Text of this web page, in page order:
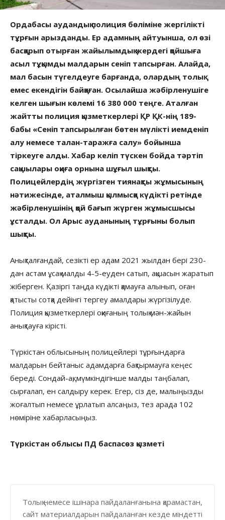
Ордабасы аудандық полиция бөліміне жергілікті
тұрғын арызданды. Ер адамның айтуынша, ол өзі
басқарып отырған жайылымдық жердегі қойшыға
асыл тұқымды малдарын сеніп тапсырған. Алайда,
мал басын түгелдеуге барғанда, олардың толық
емес екендігін байқаған. Осылайша жәбірленушіге
келген шығын көлемі 16 380 000 теңге. Аталған
жайтты полиция қызметкерлері ҚР ҚК-нің 189-
бабы «Сеніп тапсырылған бөтен мүлікті иемденіп
алу немесе талан-таражға салу» бойынша
тіркеуге алды. Хабар келіп түскен бойда тәртіп
сақшылары оқиға орнына шұғыл шықты.
Полицейлердің жүргізген тиянақты жұмысының
нәтижесінде, аталмыш қылмысқа күдікті ретінде
жәбірленушінің қой бағып жүрген жұмысшысы
ұсталды. Ол Арыс ауданының тұрғыны болып
шықты.
Анықталғандай, сезікті ер адам 2021 жылдан бері 230-
дан астам ұсақ малды 4-5-еуден сатып, ақшасын жаратып
жіберген. Қазіргі таңда күдікті қамауға алынып, оған
қатысты сотқа дейінгі тергеу амалдары жүргізілуде.
Полиция қызметкерлері оқиғаның толық мән-жайын
анықтауға кірісті.
Түркістан облысының полицейлері тұрғындарға
малдарын бейтаныс адамдарға бақтырмауға кеңес
береді. Сондай-ақ, мүмкіндігінше малды таңбалап,
сырғалап, ен салдыру керек. Егер, сіз де, малыңызды
жоғалтып немесе ұрлатып алсаңыз, тез арада 102
нөміріне хабарласыңыз.
Түркістан облысы ПД баспасөз қызметі
Толық немесе ішінара пайдаланғанына қарамастан,
сайт материалдарын пайдаланған кезде міндетті